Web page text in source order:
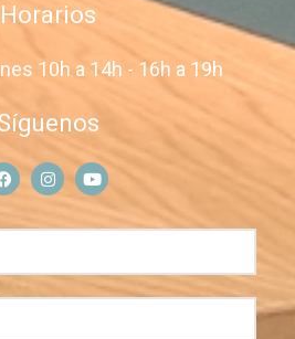
Horarios
10h a 14h - 16h a 19h